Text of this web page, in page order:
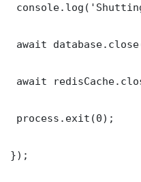
await
await
process.exit(0);
});